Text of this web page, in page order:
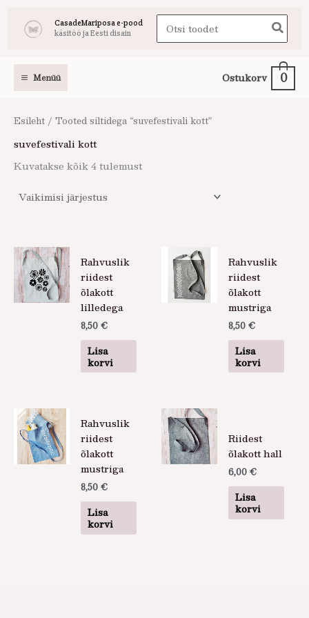
CasadeMariposa e-pood
käsitöö ja Eesti disain
Search
for:
Menüü Ostukorv 0
Esileht / Tooted siltidega “suvefestivali kott”
suvefestivali kott
Kuvatakse kõik 4 tulemust
Rahvuslik
riidest
õlakott
lilledega
8,50 €
Lisa
korvi
Rahvuslik
riidest
õlakott
mustriga
8,50 €
Lisa
korvi
Rahvuslik
riidest
õlakott
mustriga
8,50 €
Lisa
korvi
Riidest
õlakott hall
6,00 €
Lisa
korvi